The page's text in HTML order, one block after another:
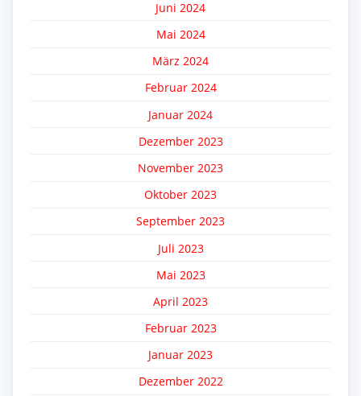
Juni 2024
Mai 2024
März 2024
Februar 2024
Januar 2024
Dezember 2023
November 2023
Oktober 2023
September 2023
Juli 2023
Mai 2023
April 2023
Februar 2023
Januar 2023
Dezember 2022